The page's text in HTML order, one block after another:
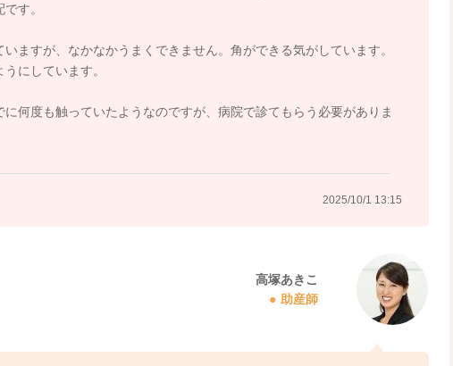
す。
ますが、なかなかうまくできません。角ができる気がしています。
にしています。
何度も触っていたようなのですが、病院で診てもらう必要がありま
2025/10/1 13:15
高塚あきこ
助産師